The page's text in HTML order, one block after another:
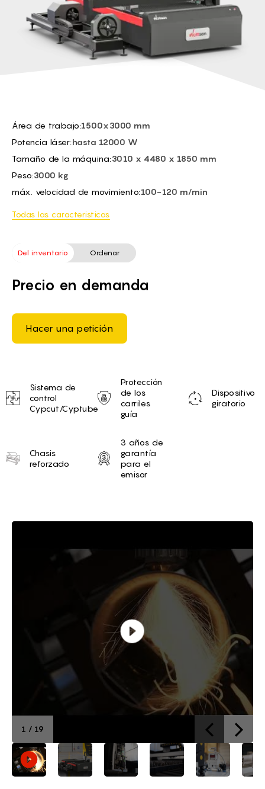
BG -
EL -
CS -
Área de trabajo:1500x3000 mm
Potencia láser:hasta 12000 W
Tamaño de la máquina:3010 x 4480 x 1850 mm
Peso:3000 kg
máx. velocidad de movimiento:100-120 m/min
Todas las caracteristicas
Del inventario Ordenar
Precio en demanda
Hacer una petición
Unique selling proposition
Sistema de
control
Cypcut/Cyptube
Protección
de los
carriles
guía
Dispositivo
giratorio
Chasis
reforzado
3 años de
garantía
para el
emisor
Brief of Cortadora de fibra de
1 / 19
sensor de altura: Automatic capacitive
máx. velocidad de
Depends on the material